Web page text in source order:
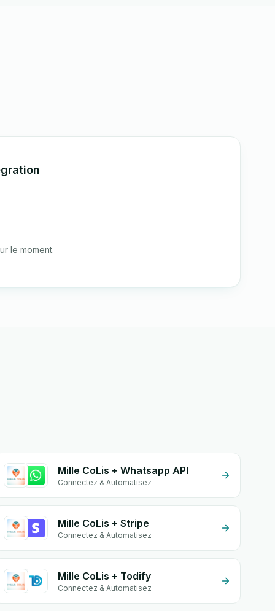
le moment.
Mille CoLis + Whatsapp API
Connectez & Automatisez
Mille CoLis + Stripe
Connectez & Automatisez
Mille CoLis + Todify
Connectez & Automatisez